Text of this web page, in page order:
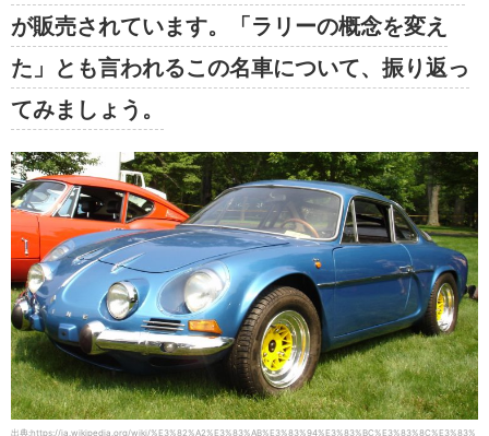
が販売されています。「ラリーの概念を変え
た」とも言われるこの名車について、振り返っ
てみましょう。
出典:https://ja.wikipedia.org/wiki/%E3%82%A2%E3%83%AB%E3%83%94%E3%83%BC%E3%83%8C%E3%83%